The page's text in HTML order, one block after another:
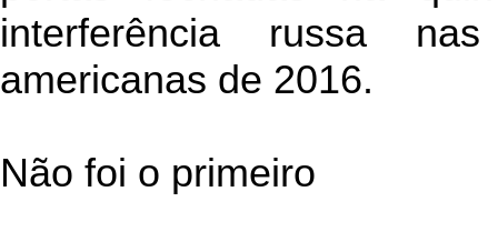
interferência russa
americanas de 2016.
Não foi o primeiro